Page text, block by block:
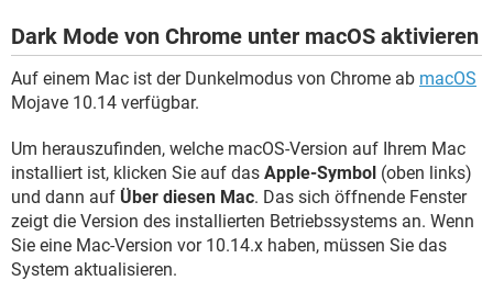
Dark Mode von Chrome unter macOS aktivieren
Auf einem Mac ist der Dunkelmodus von Chrome ab macOS
Mojave 10.14 verfügbar.
Um herauszufinden, welche macOS-Version auf Ihrem Mac
installiert ist, klicken Sie auf das Apple-Symbol (oben links)
und dann auf Über diesen Mac. Das sich öffnende Fenster
zeigt die Version des installierten Betriebssystems an. Wenn
Sie eine Mac-Version vor 10.14.x haben, müssen Sie das
System aktualisieren.